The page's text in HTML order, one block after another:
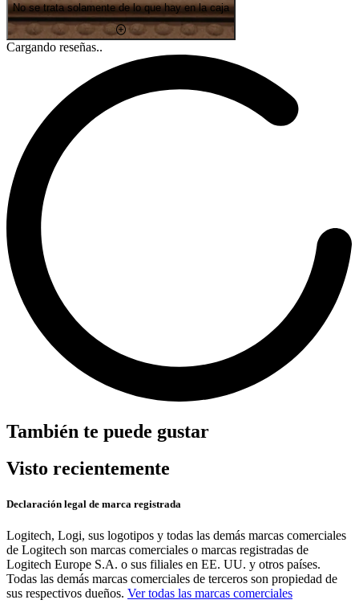
No se trata solamente de lo que hay en la caja
Cargando reseñas..
También te puede gustar
Visto recientemente
Declaración legal de marca registrada
Logitech, Logi, sus logotipos y todas las demás marcas comerciales
de Logitech son marcas comerciales o marcas registradas de
Logitech Europe S.A. o sus filiales en EE. UU. y otros países.
Todas las demás marcas comerciales de terceros son propiedad de
sus respectivos dueños. Ver todas las marcas comerciales